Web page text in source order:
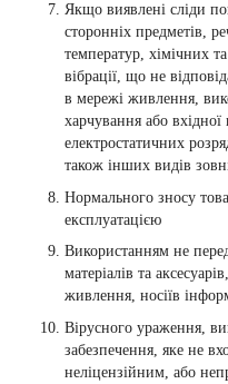
Якщо виявлені сліди
сторонніх предметів,
температур, хімічних
вібрації, що не
в мережі живлення,
харчування або
електростатичних
також інших видів
Нормального зносу
експлуатацією
Використанням не
матеріалів та
живлення, носіїв
Вірусного ураження,
забезпечення, яке не
неліцензійним, або